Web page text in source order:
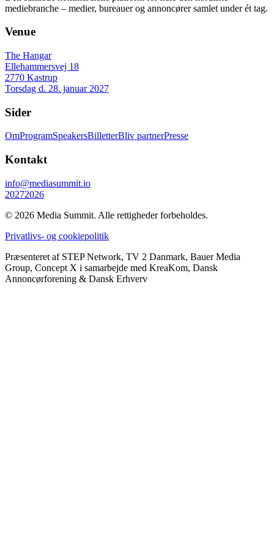
mediebranche – medier, bureauer og annoncører samlet under ét tag.
Venue
The Hangar
Ellehammersvej 18
2770 Kastrup
Torsdag d. 28. januar 2027
Sider
OmProgramSpeakersBilletterBliv partnerPresse
Kontakt
info@mediasummit.io
20272026
© 2026 Media Summit. Alle rettigheder forbeholdes.
Privatlivs- og cookiepolitik
Præsenteret af STEP Network, TV 2 Danmark, Bauer Media
Group, Concept X i samarbejde med KreaKom, Dansk
Annoncørforening & Dansk Erhverv